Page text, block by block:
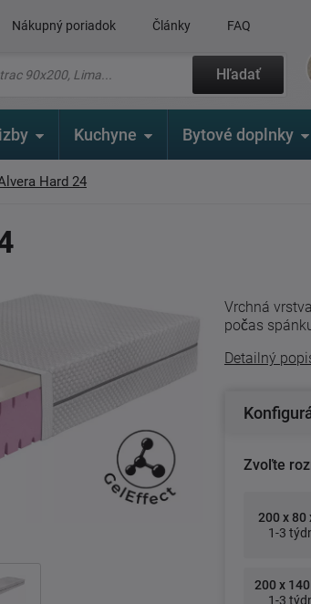
Nákupný poriadok Články FAQ
Hľadať
Kuchyne Bytové doplnky
Hard 24
Vrchná
počas
Detailný
Zvoľte
200 x 80
1-3
200 x
1-3